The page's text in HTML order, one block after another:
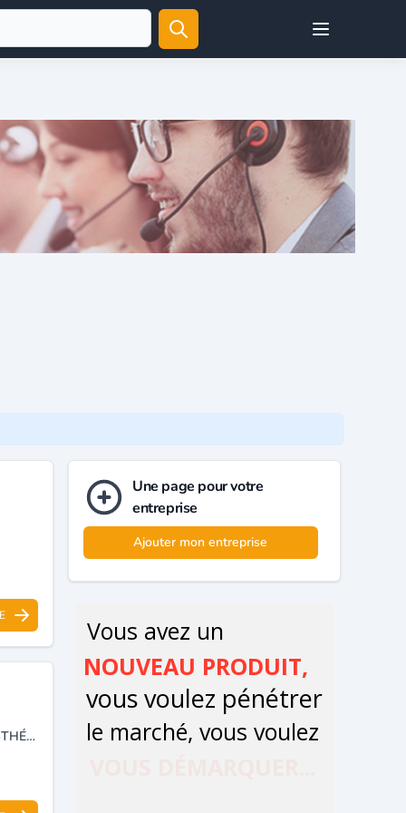
Open user menu
ÉCOLE DE FORMATION EN ESTHÉTIQUE, COIFFURES, MAQUILLAGE, ESTHÉTIQUE ET MASSAGE.
Une page pour votre
entreprise
Ajouter mon entreprise